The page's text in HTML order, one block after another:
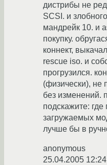
дистрибы не
SCSI. и
мандрейк 10. и
покупку.
коннект,
rescue iso. и
прогрузился.
(физически), не
без изменений.
подскажите:
загружаемых
лучше бы в
anonymous
25.04.2005